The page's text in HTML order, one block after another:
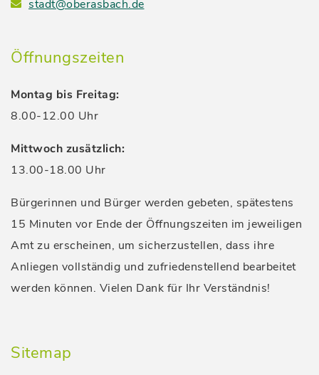
stadt@oberasbach.de
Öffnungszeiten
Montag bis Freitag:
8.00-12.00 Uhr
Mittwoch zusätzlich:
13.00-18.00 Uhr
Bürgerinnen und Bürger werden gebeten, spätestens
15 Minuten vor Ende der Öffnungszeiten im jeweiligen
Amt zu erscheinen, um sicherzustellen, dass ihre
Anliegen vollständig und zufriedenstellend bearbeitet
werden können. Vielen Dank für Ihr Verständnis!
Sitemap